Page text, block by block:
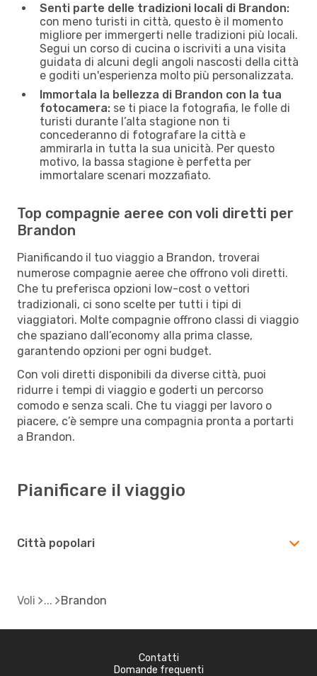
Senti parte delle tradizioni locali di Brandon:
con meno turisti in città, questo è il momento
migliore per immergerti nelle tradizioni più locali.
Segui un corso di cucina o iscriviti a una visita
guidata di alcuni degli angoli nascosti della città
e goditi un'esperienza molto più personalizzata.
Immortala la bellezza di Brandon con la tua
fotocamera: se ti piace la fotografia, le folle di
turisti durante l’alta stagione non ti
concederanno di fotografare la città e
ammirarla in tutta la sua unicità. Per questo
motivo, la bassa stagione è perfetta per
immortalare scenari mozzafiato.
Top compagnie aeree con voli diretti per
Brandon
Pianificando il tuo viaggio a Brandon, troverai
numerose compagnie aeree che offrono voli diretti.
Che tu preferisca opzioni low-cost o vettori
tradizionali, ci sono scelte per tutti i tipi di
viaggiatori. Molte compagnie offrono classi di viaggio
che spaziano dall’economy alla prima classe,
garantendo opzioni per ogni budget.
Con voli diretti disponibili da diverse città, puoi
ridurre i tempi di viaggio e goderti un percorso
comodo e senza scali. Che tu viaggi per lavoro o
piacere, c’è sempre una compagnia pronta a portarti
a Brandon.
Pianificare il viaggio
Città popolari
Voli Brandon
Contatti
Domande frequenti